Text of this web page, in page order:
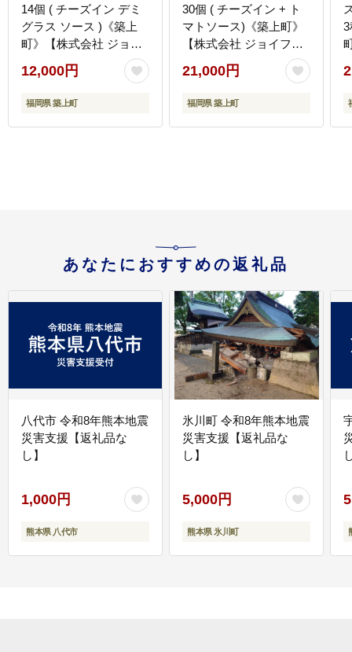
14個 ( チーズイン デミ
グラス ソース )《築上
町》【株式会社 ジョイ
フル】 [ABAA007]
12,000円
福岡県 築上町
30個 ( チーズイン + ト
マトソース)《築上町》
【株式会社 ジョイフ
ル】 [ABAA014]
21,000円
福岡県 築上町
あなたにおすすめの返礼品
八代市 令和8年熊本地震
災害支援【返礼品な
し】
1,000円
熊本県 八代市
氷川町 令和8年熊本地震
災害支援【返礼品な
し】
5,000円
熊本県 氷川町